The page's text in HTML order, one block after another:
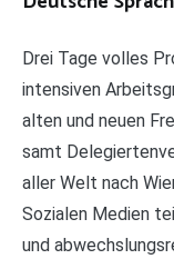
Drei Tage volles
intensiven
alten und neuen
samt
aller Welt nach
Sozialen Medien
und